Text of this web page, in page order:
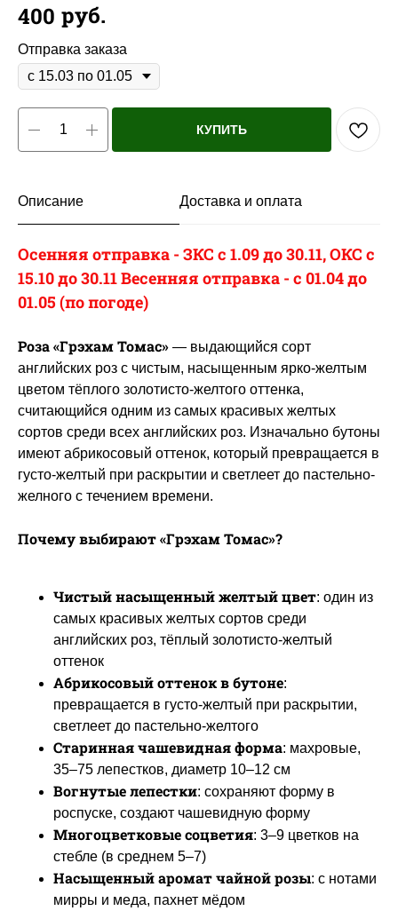
400 руб.
Отправка заказа
КУПИТЬ
Описание Доставка и оплата
Осенняя отправка - ЗКС с 1.09 до 30.11, ОКС с
15.10 до 30.11 Весенняя отправка - с 01.04 до
01.05 (по погоде)
Роза «Грэхам Томас» — выдающийся сорт
английских роз с чистым, насыщенным ярко-желтым
цветом тёплого золотисто-желтого оттенка,
считающийся одним из самых красивых желтых
сортов среди всех английских роз. Изначально бутоны
имеют абрикосовый оттенок, который превращается в
густо-желтый при раскрытии и светлеет до пастельно-
желного с течением времени.
Почему выбирают «Грэхам Томас»?
Чистый насыщенный желтый цвет: один из
самых красивых желтых сортов среди
английских роз, тёплый золотисто-желтый
оттенок
Абрикосовый оттенок в бутоне:
превращается в густо-желтый при раскрытии,
светлеет до пастельно-желтого
Старинная чашевидная форма: махровые,
35–75 лепестков, диаметр 10–12 см
Вогнутые лепестки: сохраняют форму в
роспуске, создают чашевидную форму
Многоцветковые соцветия: 3–9 цветков на
стебле (в среднем 5–7)
Насыщенный аромат чайной розы: с нотами
мирры и меда, пахнет мёдом